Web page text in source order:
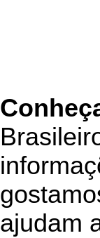
C
g
ajudam